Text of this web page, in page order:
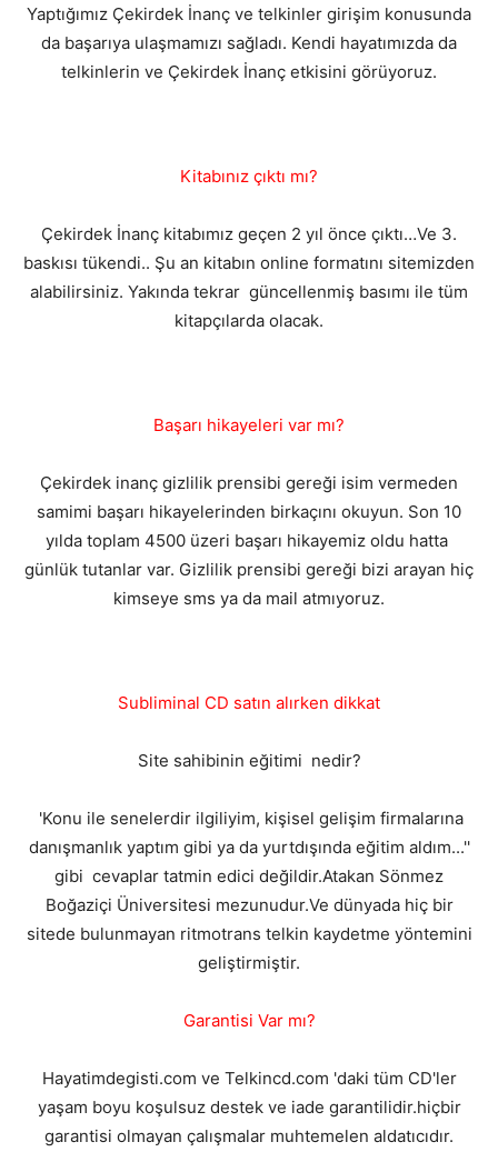
Yaptığımız Çekirdek İnanç ve telkinler girişim konusunda
da başarıya ulaşmamızı sağladı. Kendi hayatımızda da
telkinlerin ve Çekirdek İnanç etkisini görüyoruz.
Kitabınız çıktı mı?
Çekirdek İnanç kitabımız geçen 2 yıl önce çıktı…Ve 3.
baskısı tükendi.. Şu an kitabın online formatını sitemizden
alabilirsiniz. Yakında tekrar güncellenmiş basımı ile tüm
kitapçılarda olacak.
Başarı hikayeleri var mı?
Çekirdek inanç gizlilik prensibi gereği isim vermeden
samimi başarı hikayelerinden birkaçını okuyun. Son 10
yılda toplam 4500 üzeri başarı hikayemiz oldu hatta
günlük tutanlar var. Gizlilik prensibi gereği bizi arayan hiç
kimseye sms ya da mail atmıyoruz.
Subliminal CD satın alırken dikkat
Site sahibinin eğitimi nedir?
'Konu ile senelerdir ilgiliyim, kişisel gelişim firmalarına
danışmanlık yaptım gibi ya da yurtdışında eğitim aldım...''
gibi cevaplar tatmin edici değildir.Atakan Sönmez
Boğaziçi Üniversitesi mezunudur.Ve dünyada hiç bir
sitede bulunmayan ritmotrans telkin kaydetme yöntemini
geliştirmiştir.
Garantisi Var mı?
Hayatimdegisti.com ve Telkincd.com 'daki tüm CD'ler
yaşam boyu koşulsuz destek ve iade garantilidir.hiçbir
garantisi olmayan çalışmalar muhtemelen aldatıcıdır.